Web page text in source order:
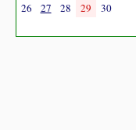
26
27 28 29 30